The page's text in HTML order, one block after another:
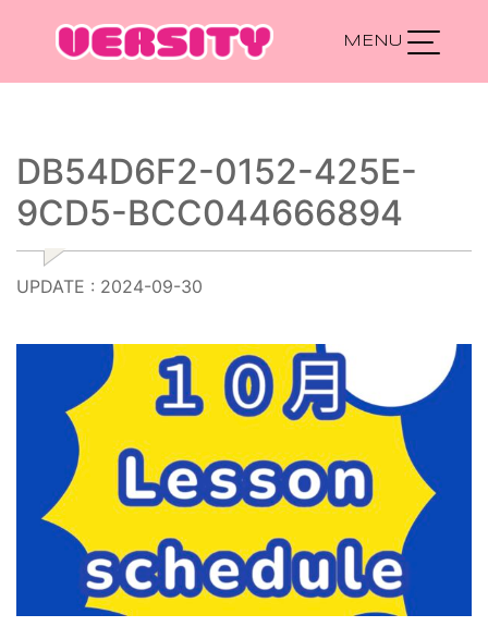
Main Navigation
DB54D6F2-0152-425E-
9CD5-BCC044666894
UPDATE : 2024-09-30